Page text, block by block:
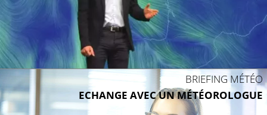
BRIEFING MÉTÉO
ECHANGE AVEC UN MÉTÉOROLOGUE